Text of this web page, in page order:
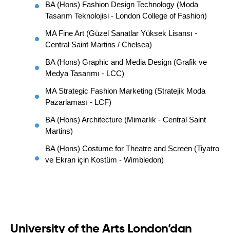
BA (Hons) Fashion Design Technology (Moda
Tasarım Teknolojisi - London College of Fashion)
MA Fine Art (Güzel Sanatlar Yüksek Lisansı -
Central Saint Martins / Chelsea)
BA (Hons) Graphic and Media Design (Grafik ve
Medya Tasarımı - LCC)
MA Strategic Fashion Marketing (Stratejik Moda
Pazarlaması - LCF)
BA (Hons) Architecture (Mimarlık - Central Saint
Martins)
BA (Hons) Costume for Theatre and Screen (Tiyatro
ve Ekran için Kostüm - Wimbledon)
University of the Arts London’dan